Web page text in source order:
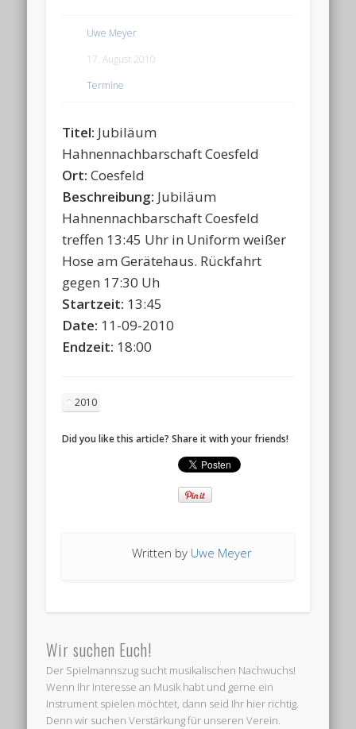
Uwe Meyer
17. August 2010
Termine
Titel: Jubiläum
Hahnennachbarschaft Coesfeld
Ort:Coesfeld
Beschreibung: Jubiläum
Hahnennachbarschaft Coesfeld
treffen 13:45 Uhr in Uniform weißer
Hose am Gerätehaus. Rückfahrt
gegen 17:30 Uh
Startzeit: 13:45
Date: 11-09-2010
Endzeit: 18:00
2010
Did you like this article? Share it with your friends!
Written by Uwe Meyer
Wir suchen Euch!
Der Spielmannszug sucht musikalischen Nachwuchs!
Wenn Ihr Interesse an Musik habt und gerne ein
Instrument spielen möchtet, dann seid Ihr hier richtig.
Denn wir suchen Verstärkung für unseren Verein.